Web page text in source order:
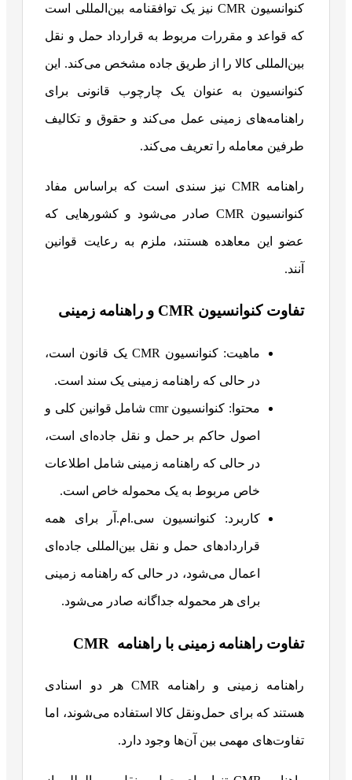
کنوانسیون CMR نیز یک توافقنامه بین‌المللی است
که قواعد و مقررات مربوط به قرارداد حمل و نقل
بین‌المللی کالا را از طریق جاده مشخص می‌کند. این
کنوانسیون به عنوان یک چارچوب قانونی برای
راهنامه‌های زمینی عمل می‌کند و حقوق و تکالیف
طرفین معامله را تعریف می‌کند.
راهنامه CMR نیز سندی است که براساس مفاد
کنوانسیون CMR صادر می‌شود و کشورهایی که
عضو این معاهده هستند، ملزم به رعایت قوانین
آنند.
تفاوت کنوانسیون CMR و راهنامه زمینی
ماهیت: کنوانسیون CMR یک قانون است،
در حالی که راهنامه زمینی یک سند است.
محتوا: کنوانسیون cmr شامل قوانین کلی و
اصول حاکم بر حمل و نقل جاده‌ای است،
در حالی که راهنامه زمینی شامل اطلاعات
خاص مربوط به یک محموله خاص است.
کاربرد: کنوانسیون سی.ام.آر برای همه
قراردادهای حمل و نقل بین‌المللی جاده‌ای
اعمال می‌شود، در حالی که راهنامه زمینی
برای هر محموله جداگانه صادر می‌شود.
تفاوت راهنامه زمینی با راهنامه CMR
راهنامه زمینی و راهنامه CMR هر دو اسنادی
هستند که برای حمل‌ونقل کالا استفاده می‌شوند، اما
تفاوت‌های مهمی بین آن‌ها وجود دارد.